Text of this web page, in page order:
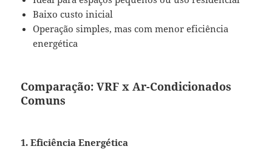
Baixo custo inicial
Operação simples, mas com menor eficiência
energética
Comparação: VRF x Ar-Condicionados
Comuns
1. Eficiência Energética